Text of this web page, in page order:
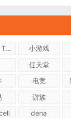
Sensor Tower 小游戏
任天堂
电竞
游族
dena